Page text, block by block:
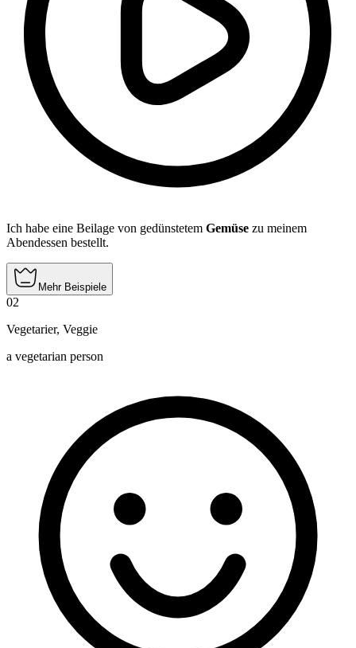
Ich habe eine Beilage von gedünstetem Gemüse zu meinem
Abendessen bestellt.
Mehr Beispiele
02
Vegetarier, Veggie
a vegetarian person